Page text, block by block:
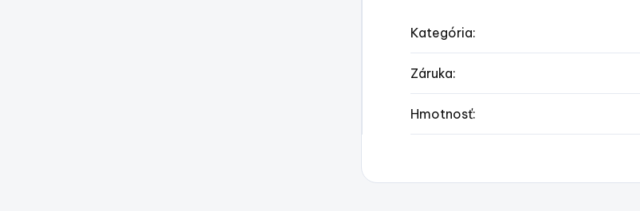
Kategória:
Záruka:
Hmotnosť: